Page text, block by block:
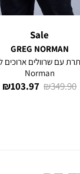
Sale
GREG NORMAN
Norman
מחיר
103.97 ₪
מחיר
349.90 ₪